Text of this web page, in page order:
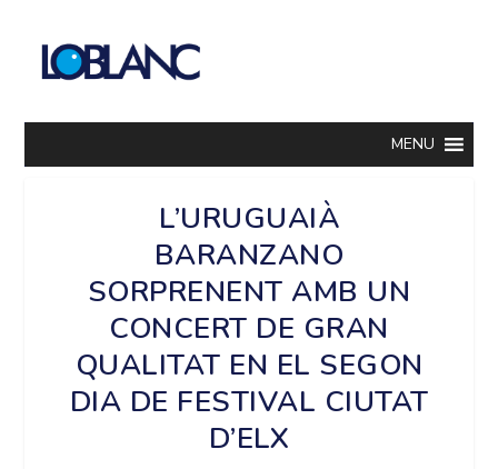
MENU
L’URUGUAIÀ
BARANZANO
SORPRENENT AMB UN
CONCERT DE GRAN
QUALITAT EN EL SEGON
DIA DE FESTIVAL CIUTAT
D’ELX